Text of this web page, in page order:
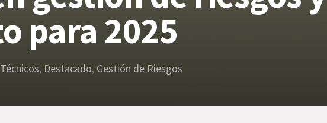
para 2025
, Destacado, Gestión de Riesgos